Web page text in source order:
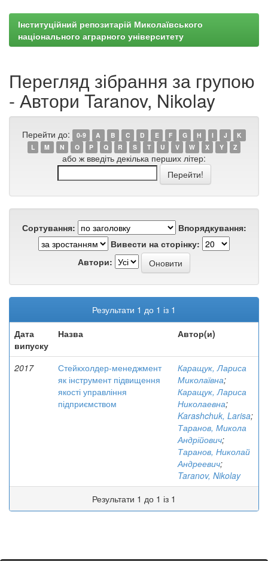
Інституційний репозитарій Миколаївського
національного аграрного університету
Перегляд зібрання за групою
- Автори Taranov, Nikolay
Перейти до: 0-9 A B C D E F G H I J
K
L
M N O P Q R S T U V W X Y Z
або ж введіть декілька перших літер:
Сортування:
Впорядкування:
Вивести на сторінку:
Автори:
Результати 1 до 1 із 1
Дата
випуску
Назва Автор(и)
2017
Стейкхолдер-менеджмент
як інструмент підвищення
якості управління
підприємством
Каращук, Лариса
Миколаївна;
Каращук, Лариса
Николаевна;
Karashchuk, Larisa;
Таранов, Микола
Андрійович;
Таранов, Николай
Андреевич;
Taranov, Nikolay
Результати 1 до 1 із 1